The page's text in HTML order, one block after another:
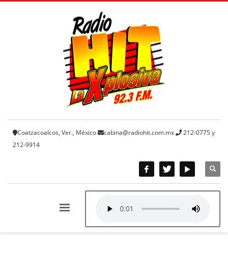
Coatzacoalcos, Ver., México cabina@radiohit.com.mx
212-0775 y
212-9914